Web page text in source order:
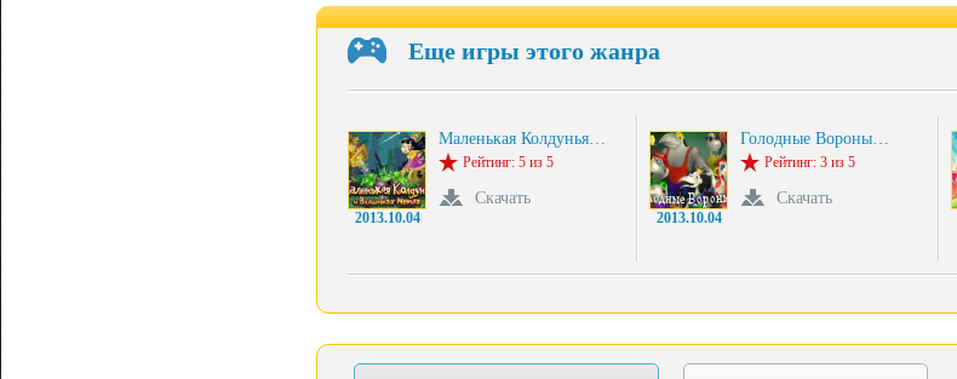
Еще игры этого жанра
2013.10.04
Маленькая Колдунья…
Рейтинг: 5 из 5
Скачать
2013.10.04
Голодные Вороны…
Рейтинг: 3 из 5
Скачать